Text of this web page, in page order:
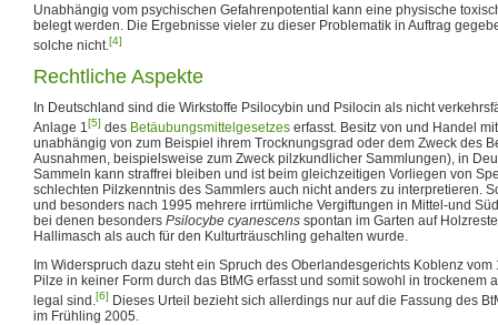
Unabhängig vom psychischen Gefahrenpotential kann eine physische
belegt werden. Die Ergebnisse vieler zu dieser Problematik in Auftrag
solche nicht.[4]
Rechtliche Aspekte
In Deutschland sind die Wirkstoffe Psilocybin und Psilocin als nicht
Anlage 1[5] des Betäubungsmittelgesetzes erfasst. Besitz von und Handel
unabhängig von zum Beispiel ihrem Trocknungsgrad oder dem Zweck des
Ausnahmen, beispielsweise zum Zweck pilzkundlicher Sammlungen), in
Sammeln kann straffrei bleiben und ist beim gleichzeitigen Vorliegen von
schlechten Pilzkenntnis des Sammlers auch nicht anders zu interpretieren.
und besonders nach 1995 mehrere irrtümliche Vergiftungen in Mittel-und
bei denen besonders Psilocybe cyanescens spontan im Garten auf
Hallimasch als auch für den Kulturträuschling gehalten wurde.
Im Widerspruch dazu steht ein Spruch des Oberlandesgerichts Koblenz
Pilze in keiner Form durch das BtMG erfasst und somit sowohl in trockenem
legal sind.[6] Dieses Urteil bezieht sich allerdings nur auf die Fassung des
im Frühling 2005.